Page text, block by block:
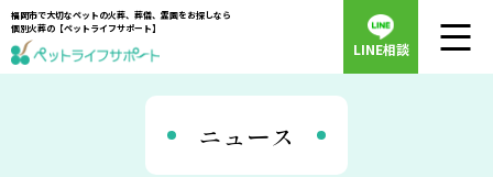
福岡市で大切なペットの火葬、葬儀、霊園をお探しなら
個別火葬の【ペットライフサポート】
LINE相談
ニュース